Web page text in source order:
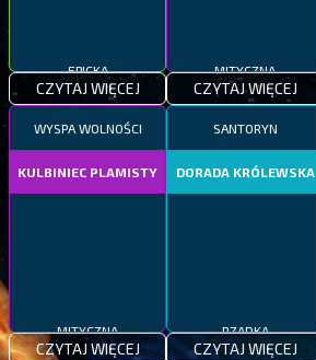
EPICKA
CZYTAJ WIĘCEJ
MITYCZNA
CZYTAJ WIĘCEJ
WYSPA WOLNOŚCI
KULBINIEC PLAMISTY
MITYCZNA
CZYTAJ WIĘCEJ
SANTORYN
DORADA KRÓLEWSKA
RZADKA
CZYTAJ WIĘCEJ